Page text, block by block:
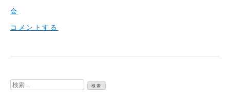
会
コメントする
格
な
検